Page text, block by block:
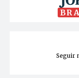
Seguir